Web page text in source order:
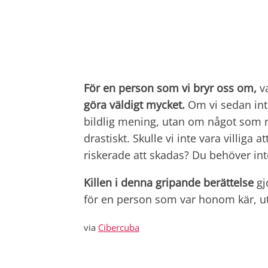
För en person som vi bryr oss om,
göra väldigt mycket. Om vi sedan
bildlig mening, utan om något som
drastiskt. Skulle vi inte vara villiga
riskerade att skadas? Du behöver
Killen i denna gripande berättelse
för en person som var honom kär,
via Cibercuba